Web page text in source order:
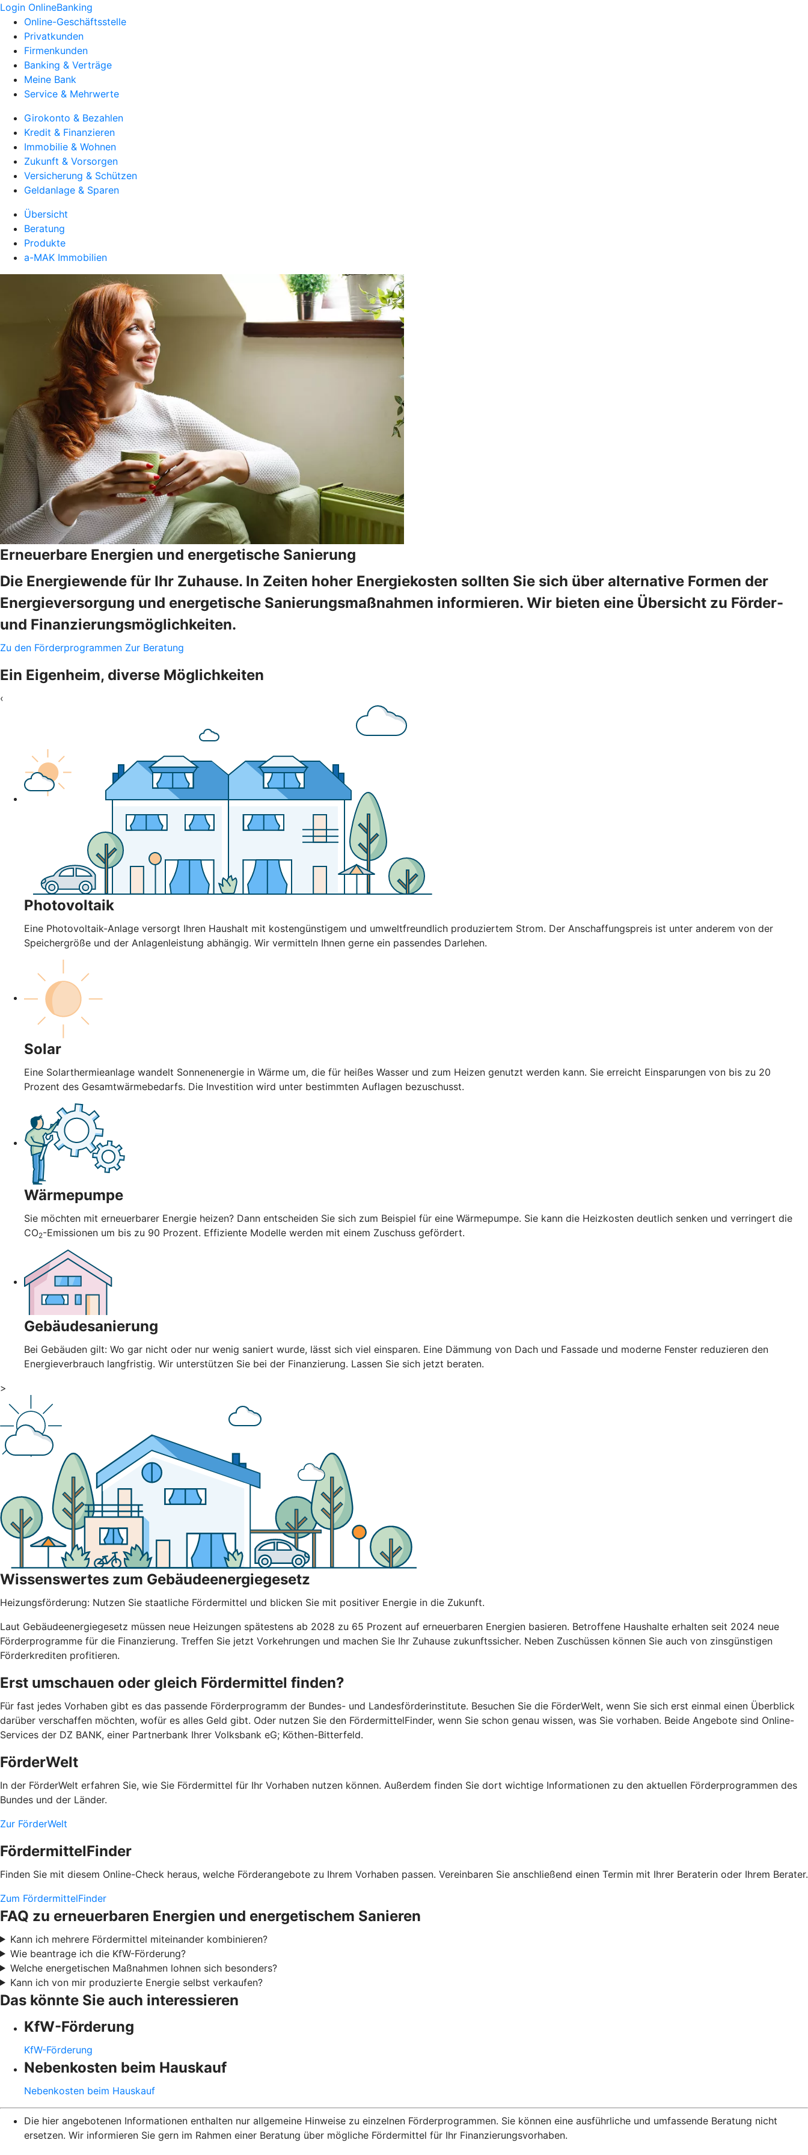
Login OnlineBanking
Online-Geschäftsstelle
Privatkunden
Firmenkunden
Banking & Verträge
Meine Bank
Service & Mehrwerte
Girokonto & Bezahlen
Kredit & Finanzieren
Immobilie & Wohnen
Zukunft & Vorsorgen
Versicherung & Schützen
Geldanlage & Sparen
Übersicht
Beratung
Produkte
a-MAK Immobilien
Erneuerbare Energien und energetische Sanierung
Die Energiewende für Ihr Zuhause. In Zeiten hoher Energiekosten sollten Sie sich über alternative Formen der
Energieversorgung und energetische Sanierungsmaßnahmen informieren. Wir bieten eine Übersicht zu Förder-
und Finanzierungsmöglichkeiten.
Zu den Förderprogrammen Zur Beratung
Ein Eigenheim, diverse Möglichkeiten
‹
Photovoltaik
Eine Photovoltaik-Anlage versorgt Ihren Haushalt mit kostengünstigem und umweltfreundlich produziertem Strom. Der Anschaffungspreis ist unter anderem von der
Speichergröße und der Anlagenleistung abhängig. Wir vermitteln Ihnen gerne ein passendes Darlehen.
Solar
Eine Solarthermieanlage wandelt Sonnenenergie in Wärme um, die für heißes Wasser und zum Heizen genutzt werden kann. Sie erreicht Einsparungen von bis zu 20
Prozent des Gesamtwärmebedarfs. Die Investition wird unter bestimmten Auflagen bezuschusst.
Wärmepumpe
Sie möchten mit erneuerbarer Energie heizen? Dann entscheiden Sie sich zum Beispiel für eine Wärmepumpe. Sie kann die Heizkosten deutlich senken und verringert die
CO2-Emissionen um bis zu 90 Prozent. Effiziente Modelle werden mit einem Zuschuss gefördert.
Gebäudesanierung
Bei Gebäuden gilt: Wo gar nicht oder nur wenig saniert wurde, lässt sich viel einsparen. Eine Dämmung von Dach und Fassade und moderne Fenster reduzieren den
Energieverbrauch langfristig. Wir unterstützen Sie bei der Finanzierung. Lassen Sie sich jetzt beraten.
>
Wissenswertes zum Gebäudeenergiegesetz
Heizungsförderung: Nutzen Sie staatliche Fördermittel und blicken Sie mit positiver Energie in die Zukunft.
Laut Gebäudeenergiegesetz müssen neue Heizungen spätestens ab 2028 zu 65 Prozent auf erneuerbaren Energien basieren. Betroffene Haushalte erhalten seit 2024 neue
Förderprogramme für die Finanzierung. Treffen Sie jetzt Vorkehrungen und machen Sie Ihr Zuhause zukunftssicher. Neben Zuschüssen können Sie auch von zinsgünstigen
Förderkrediten profitieren.
Erst umschauen oder gleich Fördermittel finden?
Für fast jedes Vorhaben gibt es das passende Förderprogramm der Bundes- und Landesförderinstitute. Besuchen Sie die FörderWelt, wenn Sie sich erst einmal einen Überblick
darüber verschaffen möchten, wofür es alles Geld gibt. Oder nutzen Sie den FördermittelFinder, wenn Sie schon genau wissen, was Sie vorhaben. Beide Angebote sind Online-
Services der DZ BANK, einer Partnerbank Ihrer Volksbank eG; Köthen-Bitterfeld.
FörderWelt
In der FörderWelt erfahren Sie, wie Sie Fördermittel für Ihr Vorhaben nutzen können. Außerdem finden Sie dort wichtige Informationen zu den aktuellen Förderprogrammen des
Bundes und der Länder.
Zur FörderWelt
FördermittelFinder
Finden Sie mit diesem Online-Check heraus, welche Förderangebote zu Ihrem Vorhaben passen. Vereinbaren Sie anschließend einen Termin mit Ihrer Beraterin oder Ihrem Berater.
Zum FördermittelFinder
FAQ zu erneuerbaren Energien und energetischem Sanieren
Kann ich mehrere Fördermittel miteinander kombinieren?
Wie beantrage ich die KfW-Förderung?
Welche energetischen Maßnahmen lohnen sich besonders?
Kann ich von mir produzierte Energie selbst verkaufen?
Das könnte Sie auch interessieren
KfW-Förderung
KfW-Förderung
Nebenkosten beim Hauskauf
Nebenkosten beim Hauskauf
Die hier angebotenen Informationen enthalten nur allgemeine Hinweise zu einzelnen Förderprogrammen. Sie können eine ausführliche und umfassende Beratung nicht
ersetzen. Wir informieren Sie gern im Rahmen einer Beratung über mögliche Fördermittel für Ihr Finanzierungsvorhaben.